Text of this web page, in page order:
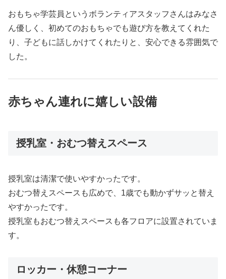
おもちゃ学芸員というボランティアスタッフさんはみなさ
ん優しく、初めてのおもちゃでも遊び方を教えてくれた
り、子どもに話しかけてくれたりと、安心できる雰囲気で
した。
赤ちゃん連れに嬉しい設備
授乳室・おむつ替えスペース
授乳室は清潔で使いやすかったです。
おむつ替えスペースも広めで、1歳でも動かずサッと替え
やすかったです。
授乳室もおむつ替えスペースも各フロアに設置されていま
す。
ロッカー・休憩コーナー